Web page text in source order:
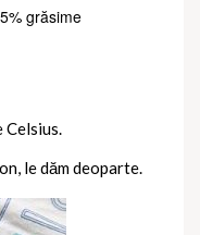
grăsime
Celsius.
le dăm deoparte.